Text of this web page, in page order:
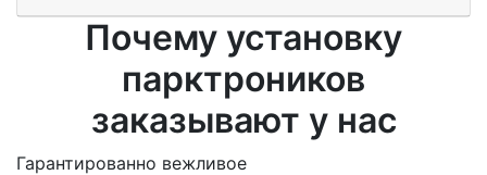
Почему установку
парктроников
заказывают у нас
Гарантированно вежливое